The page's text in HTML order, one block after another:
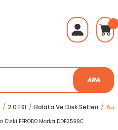
ARA
2.0 FSI Balata Ve Disk Setleri